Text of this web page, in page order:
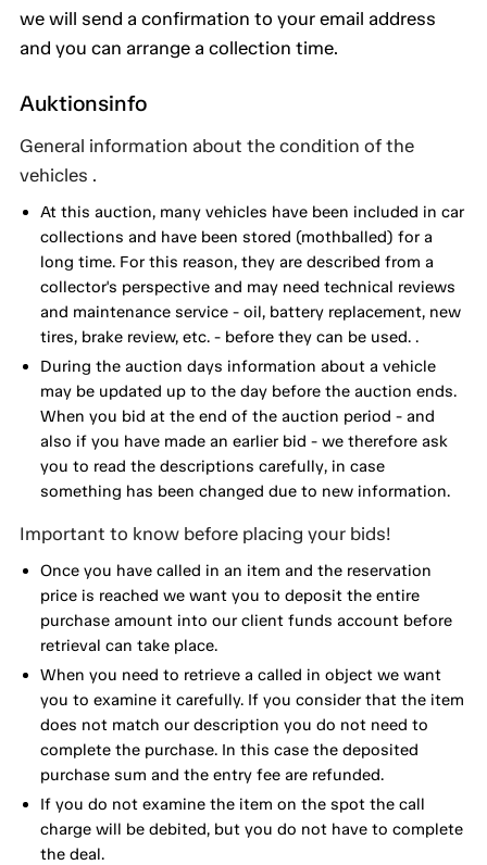
we will send a confirmation to your email address
and you can arrange a collection time.
Auktionsinfo
General information about the condition of the
vehicles .
At this auction, many vehicles have been included in car
collections and have been stored (mothballed) for a
long time. For this reason, they are described from a
collector's perspective and may need technical reviews
and maintenance service - oil, battery replacement, new
tires, brake review, etc. - before they can be used. .
During the auction days information about a vehicle
may be updated up to the day before the auction ends.
When you bid at the end of the auction period - and
also if you have made an earlier bid - we therefore ask
you to read the descriptions carefully, in case
something has been changed due to new information.
Important to know before placing your bids!
Once you have called in an item and the reservation
price is reached we want you to deposit the entire
purchase amount into our client funds account before
retrieval can take place.
When you need to retrieve a called in object we want
you to examine it carefully. If you consider that the item
does not match our description you do not need to
complete the purchase. In this case the deposited
purchase sum and the entry fee are refunded.
If you do not examine the item on the spot the call
charge will be debited, but you do not have to complete
the deal.